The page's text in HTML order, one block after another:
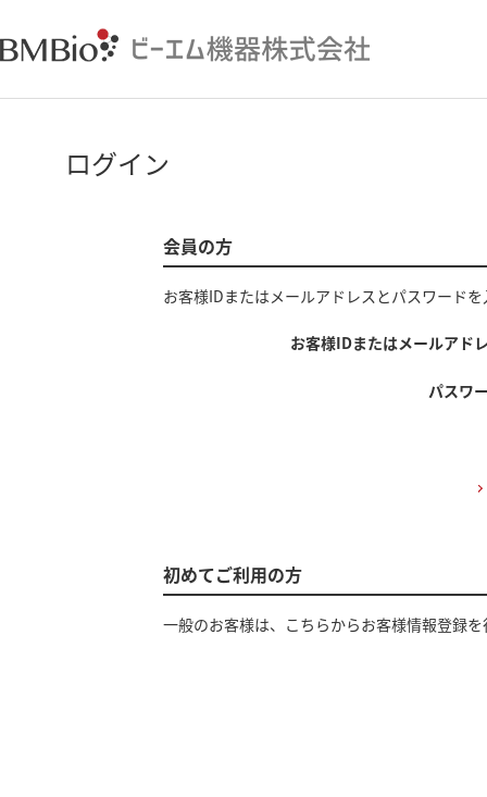
ログイン
会員の方
お客様IDまたはメールアドレス とパスワード
お客様IDまたはメールアド
パスワ
初めてご利用の方
一般のお客様は、こちらからお客様情報登録